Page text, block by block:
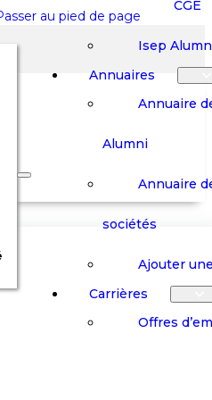
au pied de page
sur le site
Panier
CGE
Isep
Annuaires
Annuaire
Alumni
Annuaire
sociétés
Ajouter
Carrières
Offres